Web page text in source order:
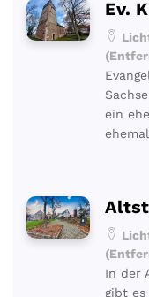
Ev.
ein
In der
gibt